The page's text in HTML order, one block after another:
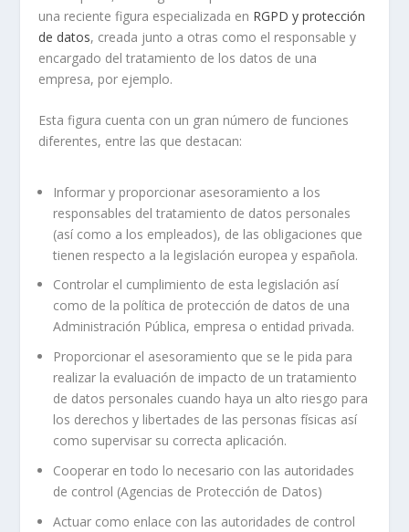
una reciente figura especializada en RGPD y protección
de datos, creada junto a otras como el responsable y
encargado del tratamiento de los datos de una
empresa, por ejemplo.
Esta figura cuenta con un gran número de funciones
diferentes, entre las que destacan:
Informar y proporcionar asesoramiento a los
responsables del tratamiento de datos personales
(así como a los empleados), de las obligaciones que
tienen respecto a la legislación europea y española.
Controlar el cumplimiento de esta legislación así
como de la política de protección de datos de una
Administración Pública, empresa o entidad privada.
Proporcionar el asesoramiento que se le pida para
realizar la evaluación de impacto de un tratamiento
de datos personales cuando haya un alto riesgo para
los derechos y libertades de las personas físicas así
como supervisar su correcta aplicación.
Cooperar en todo lo necesario con las autoridades
de control (Agencias de Protección de Datos)
Actuar como enlace con las autoridades de control